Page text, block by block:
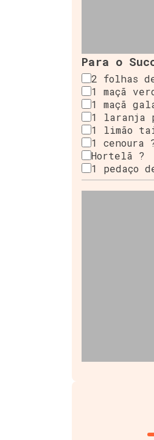
Para o
2 folhas
1 maçã
1 maçã
1 laranja
1 limão
1 cenoura
Hortelã ?
1 pedaço